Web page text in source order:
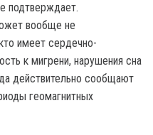
подтверждает.
вообще не
имеет сердечно-
к мигрени, нарушения сна
действительно сообщают
геомагнитных